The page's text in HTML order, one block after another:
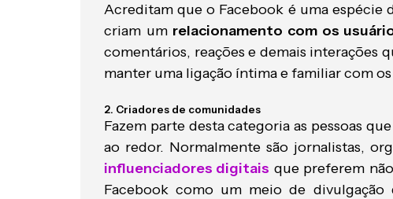
Acreditam que o Facebook é uma espécie
criam um relacionamento com os
comentários, reações e demais interações
manter uma ligação íntima e familiar com
2. Criadores de comunidades
Fazem parte desta categoria as pessoas
ao redor. Normalmente são jornalistas,
influenciadores digitais que preferem
Facebook como um meio de divulgação